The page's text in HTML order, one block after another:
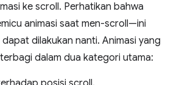
ke scroll. Perhatikan bahwa
animasi saat men-scroll—ini
dilakukan nanti. Animasi yang
dalam dua kategori utama: